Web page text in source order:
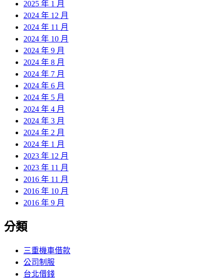
2025 年 1 月
2024 年 12 月
2024 年 11 月
2024 年 10 月
2024 年 9 月
2024 年 8 月
2024 年 7 月
2024 年 6 月
2024 年 5 月
2024 年 4 月
2024 年 3 月
2024 年 2 月
2024 年 1 月
2023 年 12 月
2023 年 11 月
2016 年 11 月
2016 年 10 月
2016 年 9 月
分類
三重機車借款
公司制服
台北借錢